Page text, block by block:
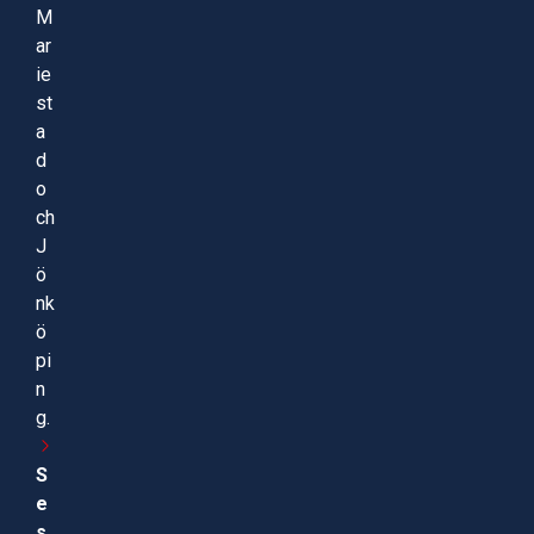
M
ar
ie
st
a
d
o
ch
J
ö
nk
ö
pi
n
g.
S
e